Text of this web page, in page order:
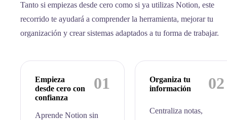
Tanto si empiezas desde cero como si ya utilizas Notion, este
recorrido te ayudará a comprender la herramienta, mejorar tu
organización y crear sistemas adaptados a tu forma de trabajar.
01
Empieza
desde cero con
confianza
Aprende Notion sin
02
Organiza tu
información
Centraliza notas,